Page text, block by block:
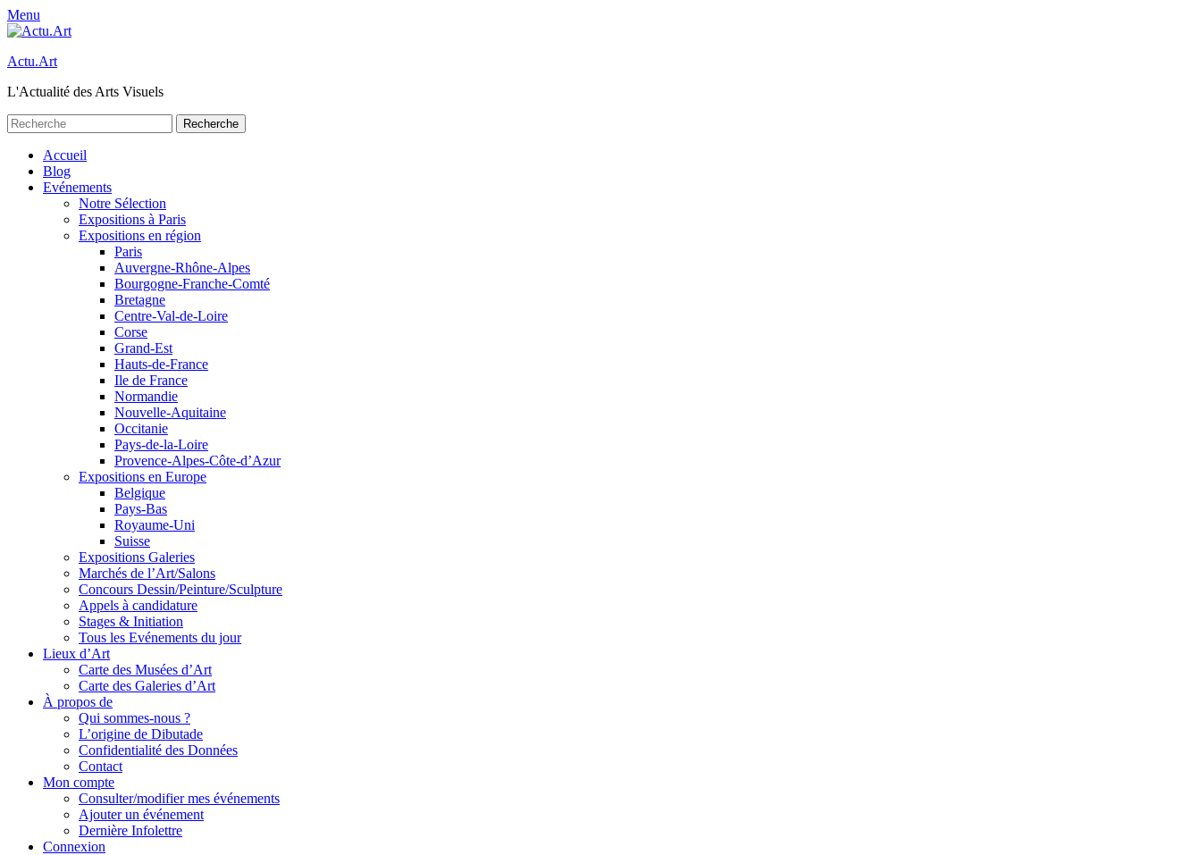
Menu
Actu.Art
L'Actualité des Arts Visuels
Recherche
pour:
Premier
menu
Aller
contenu
Accueil
Blog
Evénements
Notre Sélection
Expositions à Paris
Expositions en région
Paris
Auvergne-Rhône-Alpes
Bourgogne-Franche-Comté
Bretagne
Centre-Val-de-Loire
Corse
Grand-Est
Hauts-de-France
Ile de France
Normandie
Nouvelle-Aquitaine
Occitanie
Pays-de-la-Loire
Provence-Alpes-Côte-d’Azur
Expositions en Europe
Belgique
Pays-Bas
Royaume-Uni
Suisse
Expositions Galeries
Marchés de l’Art/Salons
Concours Dessin/Peinture/Sculpture
Appels à candidature
Stages & Initiation
Tous les Evénements du jour
Lieux d’Art
Carte des Musées d’Art
Carte des Galeries d’Art
À propos de
Qui sommes-nous ?
L’origine de Dibutade
Confidentialité des Données
Contact
Mon compte
Consulter/modifier mes événements
Ajouter un événement
Dernière Infolettre
Connexion